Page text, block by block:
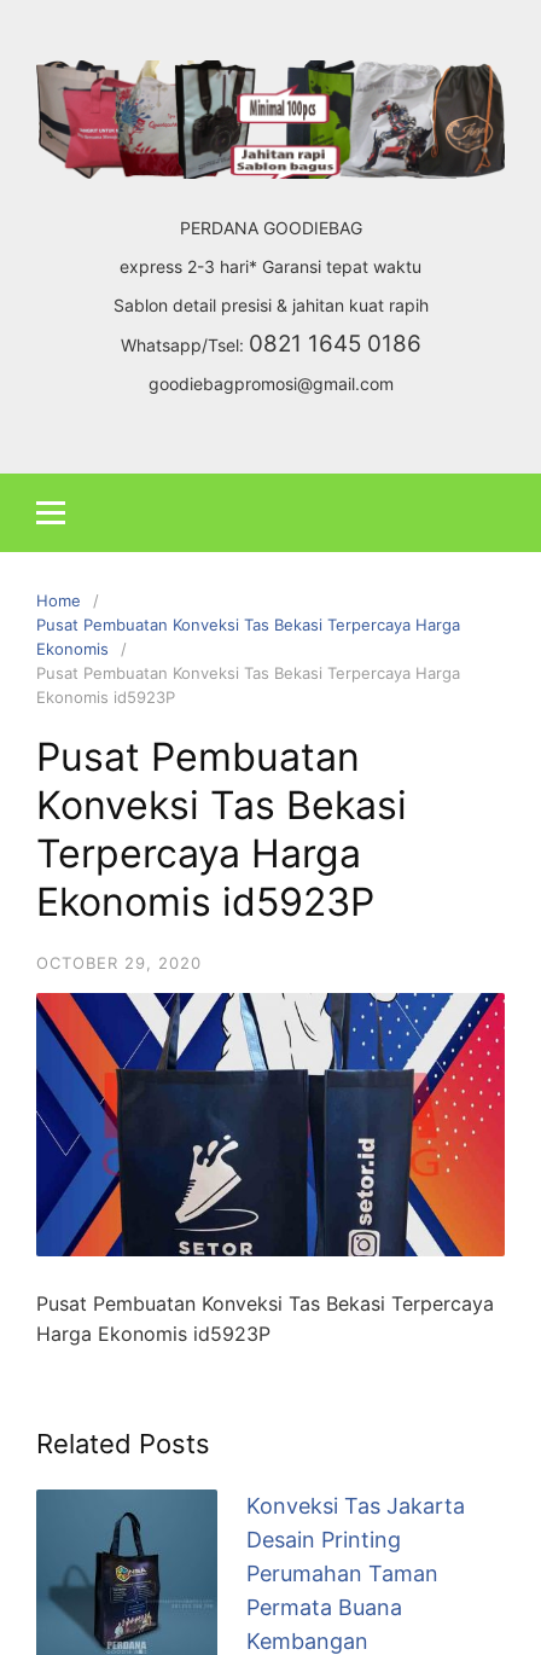
content
PERDANA GOODIEBAG
express 2-3 hari* Garansi tepat waktu
Sablon detail presisi & jahitan kuat rapih
Whatsapp/Tsel: 0821 1645 0186
goodiebagpromosi@gmail.com
Home
Pusat Pembuatan Konveksi Tas Bekasi Terpercaya Harga
Ekonomis
Pusat Pembuatan Konveksi Tas Bekasi Terpercaya Harga
Ekonomis id5923P
Pusat Pembuatan
Konveksi Tas Bekasi
Terpercaya Harga
Ekonomis id5923P
OCTOBER 29, 2020
Pusat Pembuatan Konveksi Tas Bekasi Terpercaya
Harga Ekonomis id5923P
Related Posts
Konveksi Tas Jakarta
Desain Printing
Perumahan Taman
Permata Buana
Kembangan